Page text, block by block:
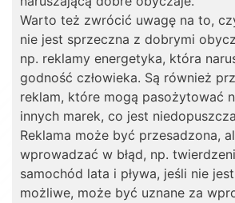
Warto też zwrócić uwagę na to,
nie jest sprzeczna z dobrymi
np. reklamy energetyka, która
godność człowieka. Są również
reklam, które mogą pasożytować
innych marek, co jest
Reklama może być przesadzona,
wprowadzać w błąd, np.
samochód lata i pływa, jeśli nie
możliwe, może być uznane za